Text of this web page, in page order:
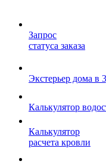
Запрос
статуса заказа
Экстерьер дома в
Калькулятор
Калькулятор
расчета кровли